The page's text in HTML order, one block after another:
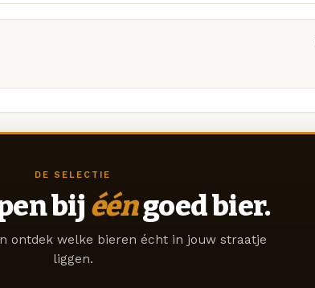
DE SELECTIE
bij ééngoed bier.
ontdek welke bieren écht in jouw straatje
liggen.